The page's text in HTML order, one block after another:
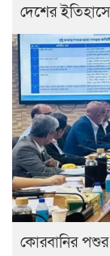
দেশের
কোরবানির পশুর